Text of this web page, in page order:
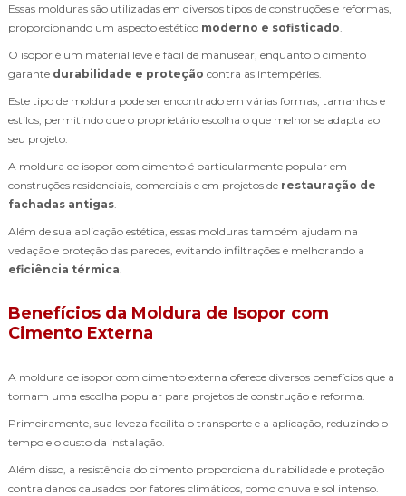
Essas molduras são utilizadas em diversos tipos de construções e reformas,
proporcionando um aspecto estético moderno e sofisticado
O isopor é um material leve e fácil de manusear, enquanto o cimento
garante durabilidade e proteção contra as intempéries.
Este tipo de moldura pode ser encontrado em várias formas, tamanhos e
estilos, permitindo que o proprietário escolha o que melhor se adapta ao
seu projeto.
A moldura de isopor com cimento é particularmente popular em
construções residenciais, comerciais e em projetos de restauração de
fachadas antigas
Além de sua aplicação estética, essas molduras também ajudam na
vedação e proteção das paredes, evitando infiltrações e melhorando a
eficiência térmica
Benefícios da Moldura de Isopor com
Cimento Externa
A moldura de isopor com cimento externa oferece diversos benefícios que a
tornam uma escolha popular para projetos de construção e reforma.
Primeiramente, sua leveza facilita o transporte e a aplicação, reduzindo o
tempo e o custo da instalação.
Além disso, a resistência do cimento proporciona durabilidade e proteção
contra danos causados por fatores climáticos, como chuva e sol intenso.